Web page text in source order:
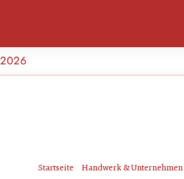
Startseite Handwerk & Unternehmen